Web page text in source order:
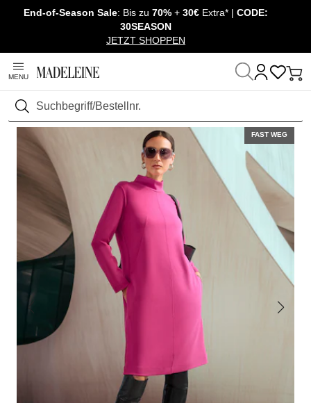
Überspringe Navigation, direkt zum Content
End-of-Season Sale: Bis zu 70% + 30€ Extra* | CODE:
30SEASON
JETZT SHOPPEN
MENU
Suchen
Startseite Mode Kleider
FAST WEG